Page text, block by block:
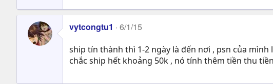
vytcongtu1 6/1/15
ship tín thành thì 1-2 ngày là đến nơi , psn của
chắc ship hết khoảng 50k , nó tính thêm tiền thu